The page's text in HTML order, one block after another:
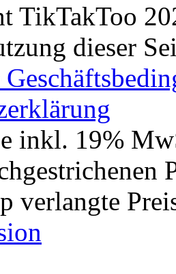
TikTakToo
dieser
inkl. 19%
verlangte